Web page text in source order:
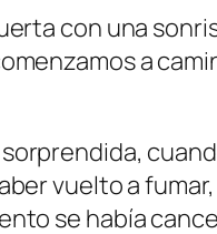
con una
a
vuelto a
se había